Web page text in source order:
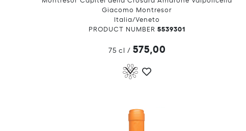
Giacomo Montresor
Italia/Veneto
PRODUCT NUMBER 5539301
75 cl / 575,00